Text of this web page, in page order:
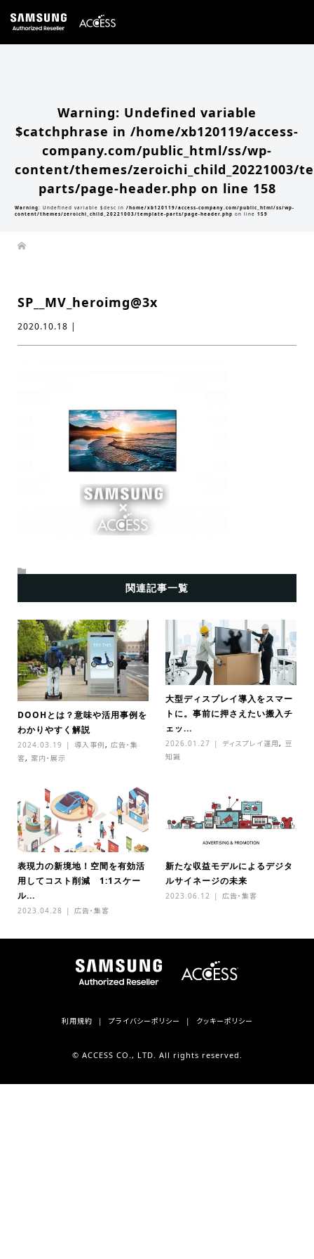
Warning : Attempt to read property "slug" on null in
company.com/public_html/ss/wp-content/themes/zeroichi_child_20221003/single.php
Warning: Undefined variable
$catchphrase in /home/xb120119/access-
company.com/public_html/ss/wp-
content/themes/zeroichi_child_20221003/
parts/page-header.php on line 158
Warning: Undefined variable $desc in /home/xb120119/access-company.com/public_html/ss/wp-
content/themes/zeroichi_child_20221003/template-parts/page-header.php on line 159
SP__MV_heroimg@3x
2020.10.18 |
関連記事一覧
DOOHとは？意味や活用事例を
わかりやすく解説
2024.03.19 導入事例, 広告・集
客, 案内・展示
大型ディスプレイ導入をスマー
トに。事前に押さえたい搬入チ
ェッ...
2026.01.27 ディスプレイ運用, 豆
知識
表現力の新境地！空間を有効活
用してコスト削減 1:1スケー
ル...
2023.04.28 広告・集客
新たな収益モデルによるデジタ
ルサイネージの未来
2023.06.12 広告・集客
利用規約 プライバシーポリシー クッキーポリシー
© ACCESS CO., LTD. All rights reserved.